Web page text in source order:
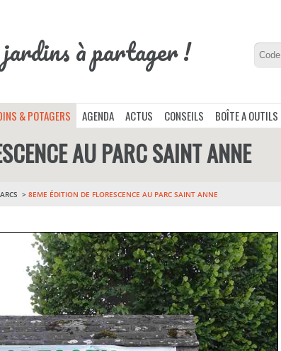
jardins à partager !
& POTAGERS AGENDA ACTUS CONSEILS BOÎTE A OUTILS
AU PARC SAINT ANNE
8EME ÉDITION DE FLORESCENCE AU PARC SAINT ANNE